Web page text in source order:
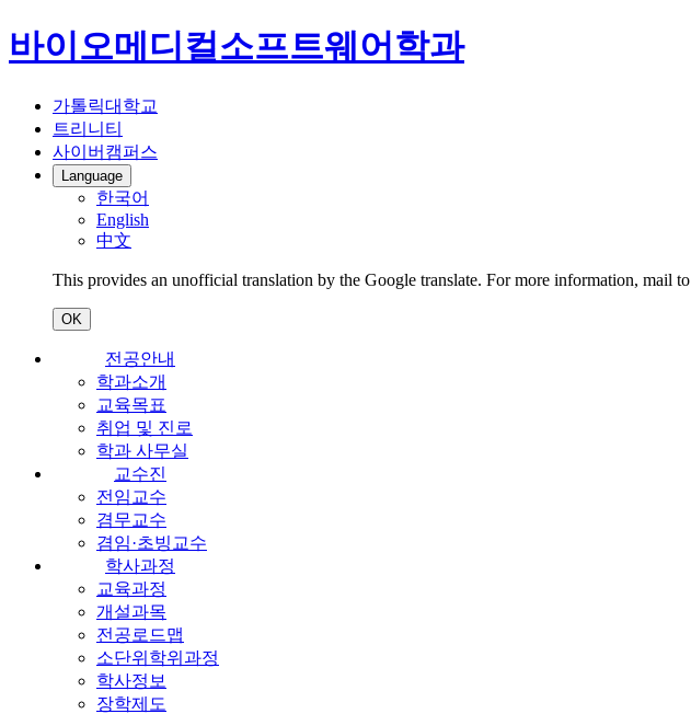
바이오메디컬소프트웨어학과
가톨릭대학교
트리니티
사이버캠퍼스
Language
한국어
English
中文
This provides an unofficial translation by the Google translate. For more information, mail to
OK
전공안내
학과소개
교육목표
취업 및 진로
학과 사무실
교수진
전임교수
겸무교수
겸임·초빙교수
학사과정
교육과정
개설과목
전공로드맵
소단위학위과정
학사정보
장학제도